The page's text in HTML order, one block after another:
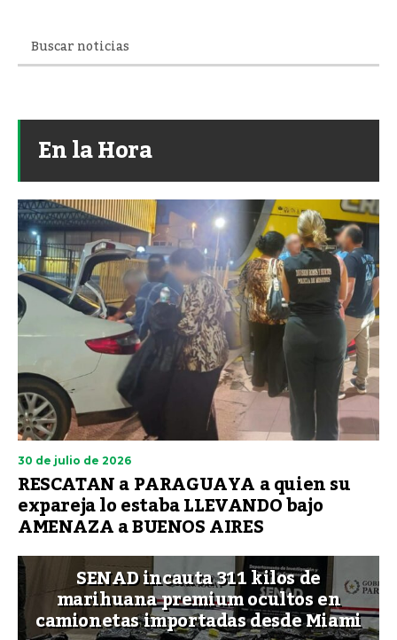
En la Hora
30 de julio de 2026
RESCATAN a PARAGUAYA a quien su
expareja lo estaba LLEVANDO bajo
AMENAZA a BUENOS AIRES
SENAD incauta 311 kilos de
marihuana premium ocultos en
camionetas importadas desde Miami